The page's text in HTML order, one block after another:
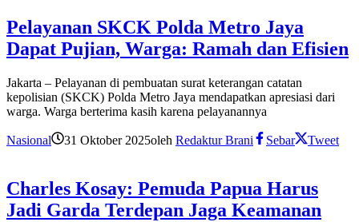
Pelayanan SKCK Polda Metro Jaya
Dapat Pujian, Warga: Ramah dan Efisien
Jakarta – Pelayanan di pembuatan surat keterangan catatan
kepolisian (SKCK) Polda Metro Jaya mendapatkan apresiasi dari
warga. Warga berterima kasih karena pelayanannya
Nasional 31 Oktober 2025oleh Redaktur Brani Sebar Tweet
Charles Kosay: Pemuda Papua Harus
Jadi Garda Terdepan Jaga Keamanan